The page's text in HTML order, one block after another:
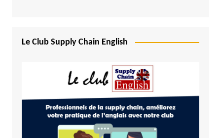
Le Club Supply Chain English